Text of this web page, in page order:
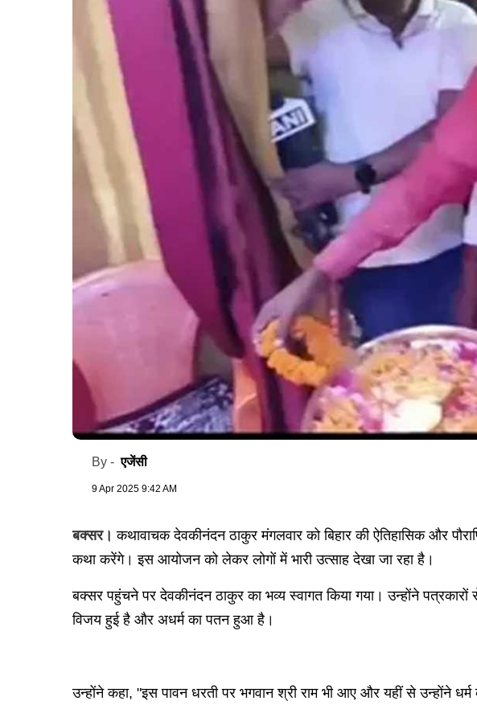
By -एजेंसी
9 Apr 2025 9:42 AM
बक्सर। कथावाचक देवकीनंदन ठाकुर मंगलवार को बिहार की ऐतिहासिक और
कथा करेंगे। इस आयोजन को लेकर लोगों में भारी उत्साह देखा जा रहा है।
बक्सर पहुंचने पर देवकीनंदन ठाकुर का भव्य स्वागत किया गया। उन्होंने पत्रकारों
विजय हुई है और अधर्म का पतन हुआ है।
उन्होंने कहा, "इस पावन धरती पर भगवान श्री राम भी आए और यहीं से उन्होंने